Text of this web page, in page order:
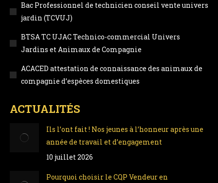
Bac Professionnel de technicien conseil vente univers
jardin (TCVUJ)
BTSA TC UJAC Technico-commercial Univers
Jardins et Animaux de Compagnie
ACACED attestation de connaissance des animaux de
compagnie d’espèces domestiques
ACTUALITÉS
Ils l’ont fait ! Nos jeunes à l’honneur après une
année de travail et d’engagement
10 juillet 2026
Pourquoi choisir le CQP Vendeur en